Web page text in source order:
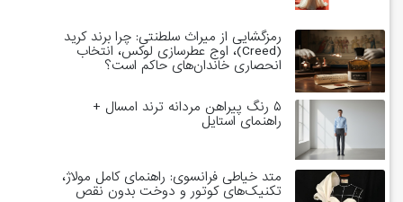
رمزگشایی از میراث سلطنتی: چرا برند کرید
(Creed)، اوج عطرسازی لوکس، انتخاب
انحصاری خاندان‌های حاکم است؟
۵ رنگ پیراهن مردانه ترند امسال +
راهنمای استایل
متد خیاطی فرانسوی: راهنمای کامل مولاژ،
تکنیک‌های کوتور و دوخت بدون نقص